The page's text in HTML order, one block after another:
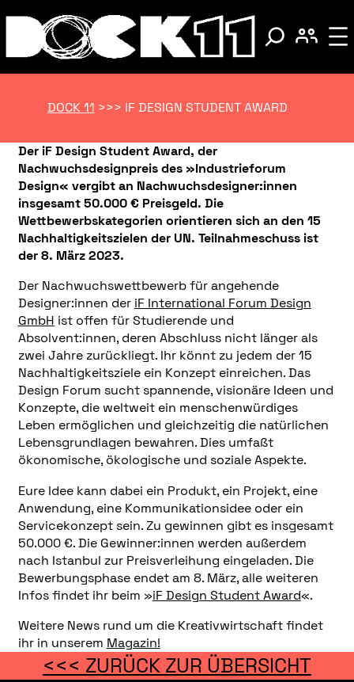
DOCK 11 >>> IF DESIGN STUDENT AWARD
Der iF Design Student Award, der
Nachwuchsdesignpreis des »Industrieforum
Design« vergibt an Nachwuchsdesigner:innen
insgesamt 50.000 € Preisgeld. Die
Wettbewerbskategorien orientieren sich an den 15
Nachhaltigkeitszielen der UN. Teilnahmeschuss ist
der 8. März 2023.
Der Nachwuchswettbewerb für angehende
Designer:innen der iF International Forum Design
GmbH ist offen für Studierende und
Absolvent:innen, deren Abschluss nicht länger als
zwei Jahre zurückliegt. Ihr könnt zu jedem der 15
Nachhaltigkeitsziele ein Konzept einreichen. Das
Design Forum sucht spannende, visionäre Ideen und
Konzepte, die weltweit ein menschenwürdiges
Leben ermöglichen und gleichzeitig die natürlichen
Lebensgrundlagen bewahren. Dies umfaßt
ökonomische, ökologische und soziale Aspekte.
Eure Idee kann dabei ein Produkt, ein Projekt, eine
Anwendung, eine Kommunikationsidee oder ein
Servicekonzept sein. Zu gewinnen gibt es insgesamt
50.000 €. Die Gewinner:innen werden außerdem
nach Istanbul zur Preisverleihung eingeladen. Die
Bewerbungsphase endet am 8. März, alle weiteren
Infos findet ihr beim »iF Design Student Award«.
Weitere News rund um die Kreativwirtschaft findet
ihr in unserem Magazin!
<<< ZURÜCK ZUR ÜBERSICHT